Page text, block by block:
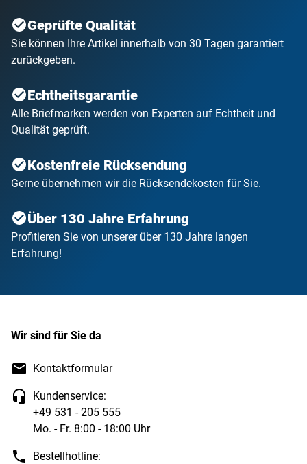
Geprüfte Qualität
Sie können Ihre Artikel innerhalb von 30 Tagen garantiert
zurückgeben.
Echtheitsgarantie
Alle Briefmarken werden von Experten auf Echtheit und
Qualität geprüft.
Kostenfreie Rücksendung
Gerne übernehmen wir die Rücksendekosten für Sie.
Über 130 Jahre Erfahrung
Profitieren Sie von unserer über 130 Jahre langen
Erfahrung!
Wir sind für Sie da
Kontaktformular
Kundenservice:
+49 531 - 205 555
Mo. - Fr. 8:00 - 18:00 Uhr
Bestellhotline: